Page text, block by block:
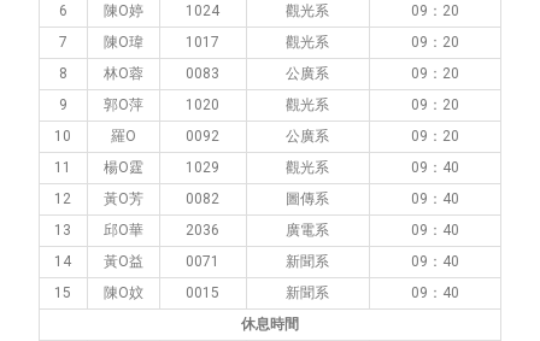
6
陳Ο婷 1024 觀光系
09：20
7
陳Ο瑋 1017 觀光系
09：20
8
林Ο蓉 0083 公廣系
09：20
9
郭Ο萍 1020 觀光系
09：20
10
羅Ο 0092 公廣系
09：20
11
楊Ο霆 1029 觀光系
09：40
12
黃Ο芳 0082 圖傳系
09：40
13
邱Ο華 2036 廣電系
09：40
14
黃Ο益 0071 新聞系
09：40
15
陳Ο妏 0015 新聞系
09：40
休息時間